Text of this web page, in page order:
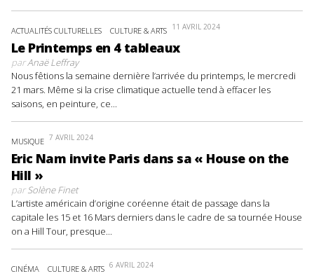
ACTUALITÉS CULTURELLES CULTURE & ARTS 11 AVRIL 2024
Le Printemps en 4 tableaux
parAnaë Leffray
Nous fêtions la semaine dernière l’arrivée du printemps, le mercredi
21 mars. Même si la crise climatique actuelle tend à effacer les
saisons, en peinture, ce...
MUSIQUE 7 AVRIL 2024
Eric Nam invite Paris dans sa « House on the
Hill »
parSolène Finet
L’artiste américain d’origine coréenne était de passage dans la
capitale les 15 et 16 Mars derniers dans le cadre de sa tournée House
on a Hill Tour, presque...
CINÉMA CULTURE & ARTS 6 AVRIL 2024